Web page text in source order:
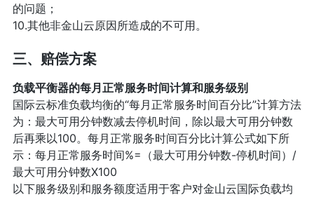
的问题；
10.其他非金山云原因所造成的不可用。
三、赔偿方案
负载平衡器的每月正常服务时间计算和服务级别
国际云标准负载均衡的“每月正常服务时间百分比”计算方法
为：最大可用分钟数减去停机时间，除以最大可用分钟数
后再乘以100。每月正常服务时间百分比计算公式如下所
示：每月正常服务时间%=（最大可用分钟数-停机时间）/
最大可用分钟数X100
以下服务级别和服务额度适用于客户对金山云国际负载均